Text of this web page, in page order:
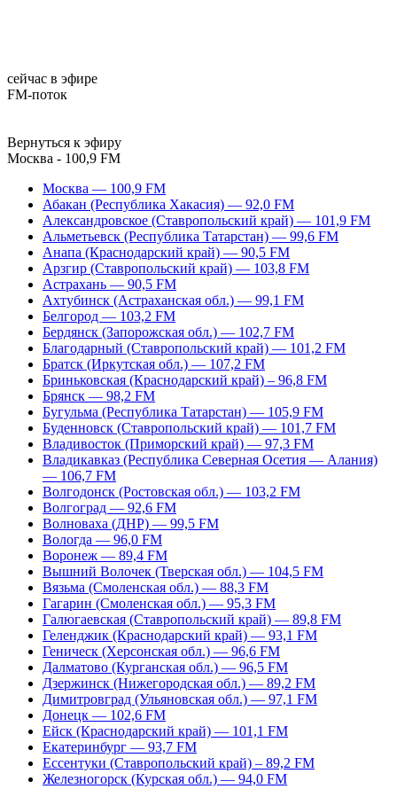
сейчас в эфире
FM-поток
Вернуться к эфиру
Москва - 100,9 FM
Москва — 100,9 FM
Абакан (Республика Хакасия) — 92,0 FM
Александровское (Ставропольский край) — 101,9 FM
Альметьевск (Республика Татарстан) — 99,6 FM
Анапа (Краснодарский край) — 90,5 FM
Арзгир (Ставропольский край) — 103,8 FM
Астрахань — 90,5 FM
Ахтубинск (Астраханская обл.) — 99,1 FM
Белгород — 103,2 FM
Бердянск (Запорожская обл.) — 102,7 FM
Благодарный (Ставропольский край) — 101,2 FM
Братск (Иркутская обл.) — 107,2 FM
Бриньковская (Краснодарский край) – 96,8 FM
Брянск — 98,2 FM
Бугульма (Республика Татарстан) — 105,9 FM
Буденновск (Ставропольский край) — 101,7 FM
Владивосток (Приморский край) — 97,3 FM
Владикавказ (Республика Северная Осетия — Алания)
— 106,7 FM
Волгодонск (Ростовская обл.) — 103,2 FM
Волгоград — 92,6 FM
Волноваха (ДНР) — 99,5 FM
Вологда — 96,0 FM
Воронеж — 89,4 FM
Вышний Волочек (Тверская обл.) — 104,5 FM
Вязьма (Смоленская обл.) — 88,3 FM
Гагарин (Смоленская обл.) — 95,3 FM
Галюгаевская (Ставропольский край) — 89,8 FM
Геленджик (Краснодарский край) — 93,1 FM
Геническ (Херсонская обл.) — 96,6 FM
Далматово (Курганская обл.) — 96,5 FM
Дзержинск (Нижегородская обл.) — 89,2 FM
Димитровград (Ульяновская обл.) — 97,1 FM
Донецк — 102,6 FM
Ейск (Краснодарский край) — 101,1 FM
Екатеринбург — 93,7 FM
Ессентуки (Ставропольский край) – 89,2 FM
Железногорск (Курская обл.) — 94,0 FM